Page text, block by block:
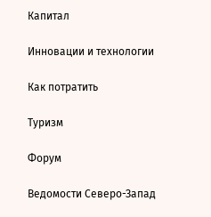
Капитал
Инновации и технологии
Как потратить
Туризм
Форум
Ведомости Северо-Запад